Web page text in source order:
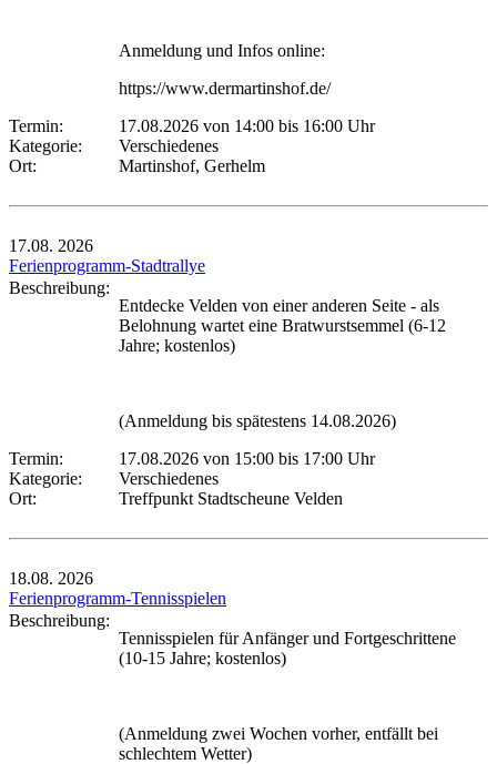
Anmeldung und Infos online:
https://www.dermartinshof.de/
Termin:
17.08.2026 von 14:00 bis 16:00 Uhr
Kategorie:
Verschiedenes
Ort:
Martinshof, Gerhelm
17.08. 2026
Ferienprogramm-Stadtrallye
Beschreibung:
Entdecke Velden von einer anderen Seite - als
Belohnung wartet eine Bratwurstsemmel (6-12
Jahre; kostenlos)
(Anmeldung bis spätestens 14.08.2026)
Termin:
17.08.2026 von 15:00 bis 17:00 Uhr
Kategorie:
Verschiedenes
Ort:
Treffpunkt Stadtscheune Velden
18.08. 2026
Ferienprogramm-Tennisspielen
Beschreibung:
Tennisspielen für Anfänger und Fortgeschrittene
(10-15 Jahre; kostenlos)
(Anmeldung zwei Wochen vorher, entfällt bei
schlechtem Wetter)